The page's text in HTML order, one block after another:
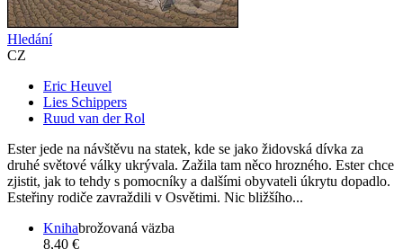
Hledání
CZ
Eric Heuvel
Lies Schippers
Ruud van der Rol
Ester jede na návštěvu na statek, kde se jako židovská dívka za
druhé světové války ukrývala. Zažila tam něco hrozného. Ester chce
zjistit, jak to tehdy s pomocníky a dalšími obyvateli úkrytu dopadlo.
Esteřiny rodiče zavraždili v Osvětimi. Nic bližšího...
Knihabrožovaná väzba
8,40 €